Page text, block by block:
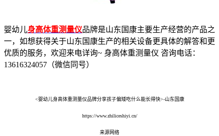
婴幼儿身高体重测量仪品牌是山东国康主要生产经营的产品之
一，如想获得关于山东国康生产的相关设备更具体的解答和更
优质的服务，欢迎来电详询~ 身高体重测量仪 咨询电话：
13616324057（微信同号）
<婴幼儿身高体重测量仪品牌分享孩子偏矮吃什么能长得快>-山东国康
https://www.zhiliceshiyi.cn/
来源网络